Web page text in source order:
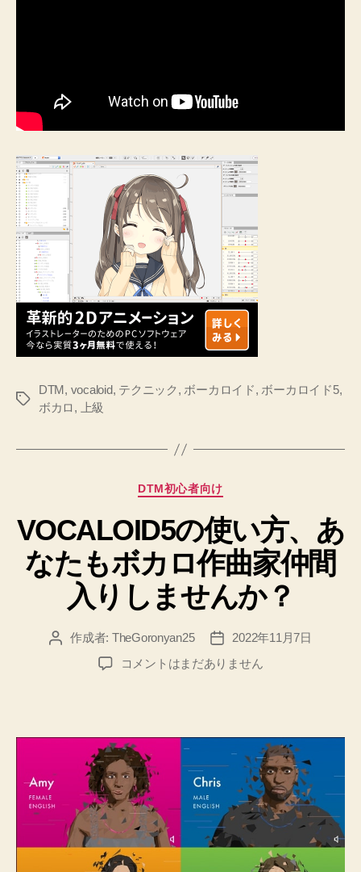
タ
DTM, vocaloid, テクニック ,ボーカロイド,ボーカロイド5,
ボカロ , 上級
カ
ゴ
リ
ー
DTM初心者向け
VOCALOID5の使い方、あ
なたもボカロ作曲家仲間
入りしませんか？
投 作成者: TheGoronyan25
投
稿
日
2022年11月7日
VOCALOID5
あ
な
た
も
ボ
カ
ロ
コメントはまだありません